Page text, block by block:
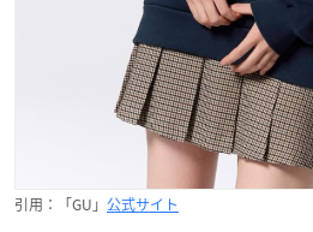
引用：「GU」 公式サイト